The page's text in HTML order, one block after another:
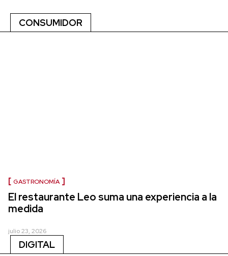
CONSUMIDOR
GASTRONOMÍA
El restaurante Leo suma una experiencia a la
medida
julio 23, 2026
DIGITAL